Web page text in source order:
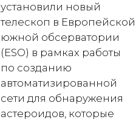
установили новый
телескоп в Европейской
южной обсерватории
(ESO) в рамках работы
по созданию
автоматизированной
сети для обнаружения
астероидов, которые